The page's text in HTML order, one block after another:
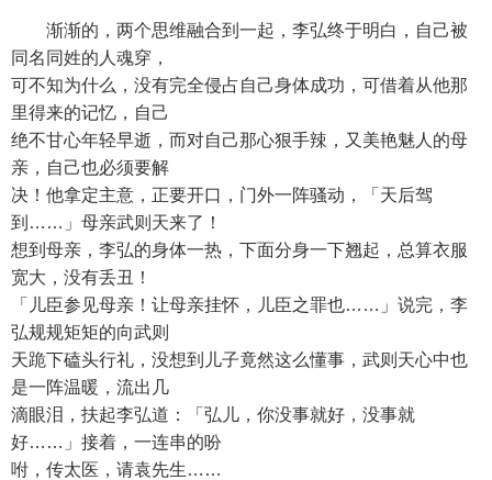
渐渐的，两个思维融合到一起，李弘终于明白，自己被
同名同姓的人魂穿，
可不知为什么，没有完全侵占自己身体成功，可借着从他那
里得来的记忆，自己
绝不甘心年轻早逝，而对自己那心狠手辣，又美艳魅人的母
亲，自己也必须要解
决！他拿定主意，正要开口，门外一阵骚动，「天后驾
到……」母亲武则天来了！
想到母亲，李弘的身体一热，下面分身一下翘起，总算衣服
宽大，没有丢丑！
「儿臣参见母亲！让母亲挂怀，儿臣之罪也……」说完，李
弘规规矩矩的向武则
天跪下磕头行礼，没想到儿子竟然这么懂事，武则天心中也
是一阵温暖，流出几
滴眼泪，扶起李弘道：「弘儿，你没事就好，没事就
好……」接着，一连串的吩
咐，传太医，请袁先生……